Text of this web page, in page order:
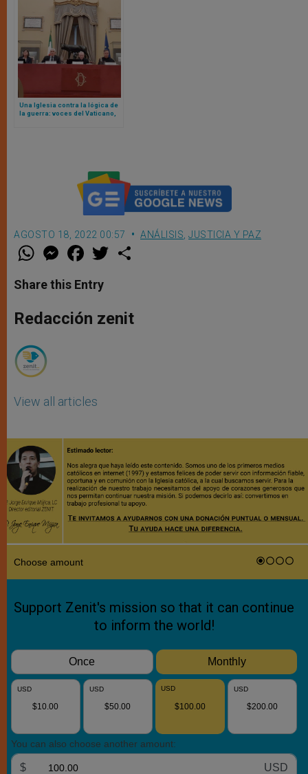
Una Iglesia contra la lógica de
la guerra: voces del Vaticano,
AGOSTO 18, 2022 00:57 ANÁLISIS JUSTICIA Y PAZ
W
t
s
p
p
M
e
s
e
g
e
F
a
e
b
o
k
w
r
Share this Entry
Redacción zenit
View all articles